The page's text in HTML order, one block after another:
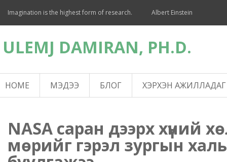
Imagination is the highest form of research. Albert Einstein
ULEMJ DAMIRAN, PH.D.
HOME МЭДЭЭ БЛОГ ХЭРХЭН АЖИЛЛАДАГ
NASA саран дээрх хүний
мөрийг гэрэл зургын